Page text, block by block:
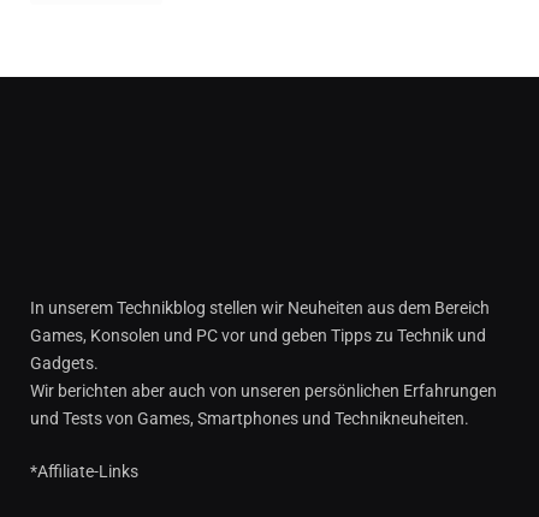
In unserem Technikblog stellen wir Neuheiten aus dem Bereich
Games, Konsolen und PC vor und geben Tipps zu Technik und
Gadgets.
Wir berichten aber auch von unseren persönlichen Erfahrungen
und Tests von Games, Smartphones und Technikneuheiten.
*Affiliate-Links